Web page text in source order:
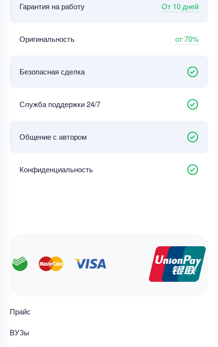
Гарантия на работу От 10 дней
Оригинальность от 70%
Безопасная сделка
Служба поддержки 24/7
Общение с автором
Конфиденциальность
Прайс
ВУЗы